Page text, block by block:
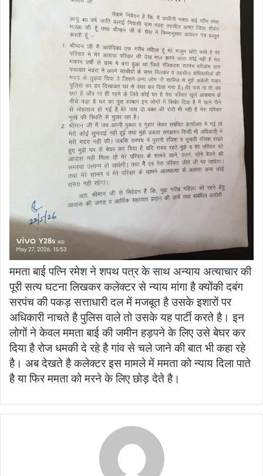
ममता बाई पत्नि रमेश ने शपथ पत्र के साथ अन्याय अत्याचार की
पूरी सत्य घटना लिखकर कलेक्टर से न्याय मांगा है क्योंकी दबंग
सरपंच की पकड़ सत्ताधारी दल में मजबूत है उसके इशारों पर
अधिकारी नाचते है पुलिस वाले तो उसके यह पार्टी करते है। इन
लोगों ने केवल ममता बाई की जमीन हड़पने के लिए उसे बेघर कर
दिया है रोज धमकी दे रहे है गांव से चले जाने की बात भी कहा रहे
है। अब देखते है कलेक्टर इस मामले में ममता को न्याय दिला पाते
है या फिर ममता को मरने के लिए छोड़ देते है।